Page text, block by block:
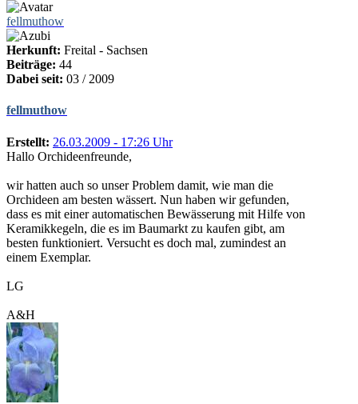
fellmuthow
Herkunft: Freital - Sachsen
Beiträge: 44
Dabei seit: 03 / 2009
fellmuthow
Erstellt: 26.03.2009 - 17:26 Uhr
Hallo Orchideenfreunde,
wir hatten auch so unser Problem damit, wie man die
Orchideen am besten wässert. Nun haben wir gefunden,
dass es mit einer automatischen Bewässerung mit Hilfe von
Keramikkegeln, die es im Baumarkt zu kaufen gibt, am
besten funktioniert. Versucht es doch mal, zumindest an
einem Exemplar.
LG
A&H